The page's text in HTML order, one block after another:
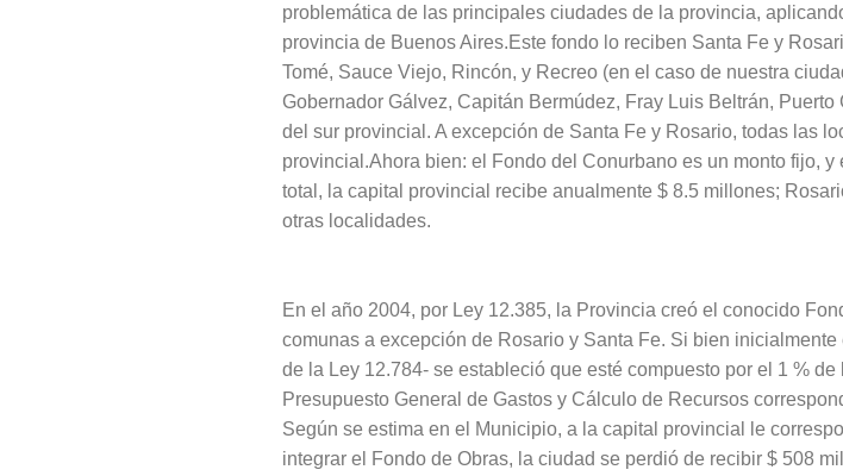
problemática de las principales ciudades de la provincia,
provincia de Buenos Aires.Este fondo lo reciben Santa Fe y
Tomé, Sauce Viejo, Rincón, y Recreo (en el caso de nuestra
Gobernador Gálvez, Capitán Bermúdez, Fray Luis Beltrán,
del sur provincial. A excepción de Santa Fe y Rosario, todas las
provincial.Ahora bien: el Fondo del Conurbano es un monto fijo,
total, la capital provincial recibe anualmente $ 8.5 millones;
otras localidades.
En el año 2004, por Ley 12.385, la Provincia creó el conocido
comunas a excepción de Rosario y Santa Fe. Si bien
de la Ley 12.784- se estableció que esté compuesto por el 1 %
Presupuesto General de Gastos y Cálculo de Recursos
Según se estima en el Municipio, a la capital provincial le
integrar el Fondo de Obras, la ciudad se perdió de recibir $ 508